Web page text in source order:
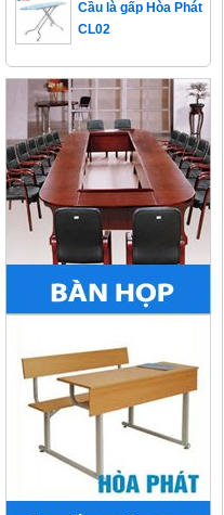
CL02